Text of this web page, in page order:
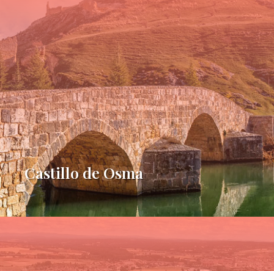
Castillo de Osma